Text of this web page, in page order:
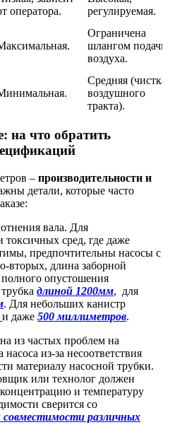
оператора.
регулируемая.
Ограничена
шлангом подачи
воздуха.
Средняя (чистка
воздушного
тракта).
на что обратить
– производительности и
детали, которые часто
вала. Для
токсичных сред, где даже
предпочтительны насосы с
вторых, длина заборной
опустошения
длиной 1200мм, для
. Для небольших канистр
и даже 500 миллиметров.
из частых проблем на
из-за несоответствия
материалу насосной трубки.
или технолог должен
и температуру
сверится со
совместимости различных